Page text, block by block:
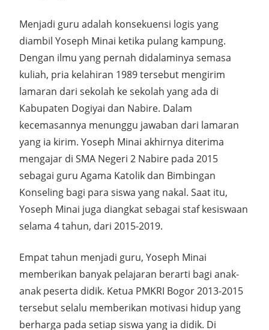
Menjadi guru adalah konsekuensi logis yang
diambil Yoseph Minai ketika pulang kampung.
Dengan ilmu yang pernah didalaminya semasa
kuliah, pria kelahiran 1989 tersebut mengirim
lamaran dari sekolah ke sekolah yang ada di
Kabupaten Dogiyai dan Nabire. Dalam
kecemasannya menunggu jawaban dari lamaran
yang ia kirim. Yoseph Minai akhirnya diterima
mengajar di SMA Negeri 2 Nabire pada 2015
sebagai guru Agama Katolik dan Bimbingan
Konseling bagi para siswa yang nakal. Saat itu,
Yoseph Minai juga diangkat sebagai staf kesiswaan
selama 4 tahun, dari 2015-2019.
Empat tahun menjadi guru, Yoseph Minai
memberikan banyak pelajaran berarti bagi anak-
anak peserta didik. Ketua PMKRI Bogor 2013-2015
tersebut selalu memberikan motivasi hidup yang
berharga pada setiap siswa yang ia didik. Di